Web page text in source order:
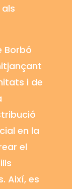
Borbó
i de
en la
el
Així, es